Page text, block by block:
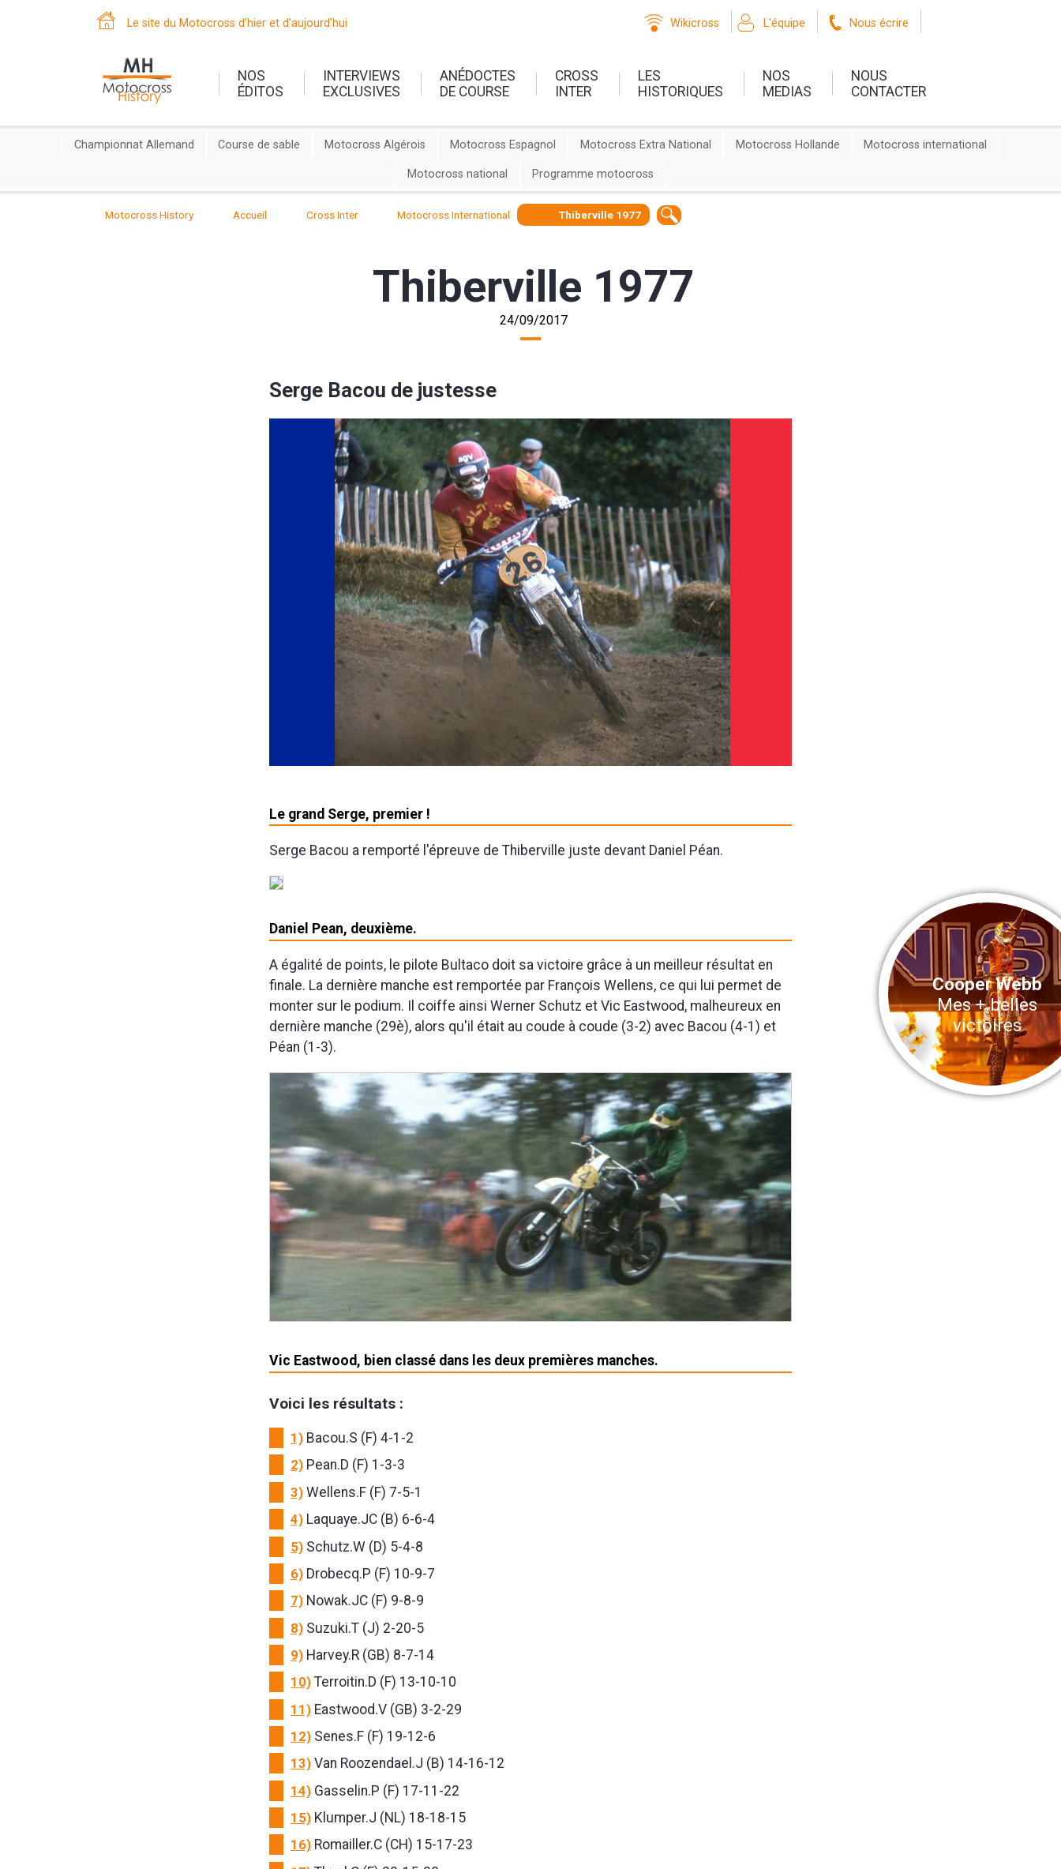
Le site du Motocross d'hier et d'aujourd'hui Wikicross L'équipe Nous écrire
NOS
ÉDITOS
INTERVIEWS
EXCLUSIVES
ANÉDOCTES
DE COURSE
CROSS
INTER
LES
HISTORIQUES
NOS
MEDIAS
NOUS
CONTACTER
Cooper Webb
Mes + belles
victoires
Championnat Allemand Course de sable Motocross Algérois Motocross Espagnol Motocross Extra National Motocross Hollande Motocross international
Motocross national Programme motocross
Motocross History Accueil Cross Inter Motocross International Thiberville 1977
Thiberville 1977
24/09/2017
Serge Bacou de justesse
Le grand Serge, premier !
Serge Bacou a remporté l'épreuve de Thiberville juste devant Daniel Péan.
Daniel Pean, deuxième.
A égalité de points, le pilote Bultaco doit sa victoire grâce à un meilleur résultat en
finale. La dernière manche est remportée par François Wellens, ce qui lui permet de
monter sur le podium. Il coiffe ainsi Werner Schutz et Vic Eastwood, malheureux en
dernière manche (29è), alors qu'il était au coude à coude (3-2) avec Bacou (4-1) et
Péan (1-3).
Vic Eastwood, bien classé dans les deux premières manches.
Voici les résultats :
1)Bacou.S (F) 4-1-2
2)Pean.D (F) 1-3-3
3)Wellens.F (F) 7-5-1
4)Laquaye.JC (B) 6-6-4
5)Schutz.W (D) 5-4-8
6)Drobecq.P (F) 10-9-7
7)Nowak.JC (F) 9-8-9
8)Suzuki.T (J) 2-20-5
9)Harvey.R (GB) 8-7-14
10)Terroitin.D (F) 13-10-10
11)Eastwood.V (GB) 3-2-29
12)Senes.F (F) 19-12-6
13)Van Roozendael.J (B) 14-16-12
14)Gasselin.P (F) 17-11-22
15)Klumper.J (NL) 18-18-15
16)Romailler.C (CH) 15-17-23